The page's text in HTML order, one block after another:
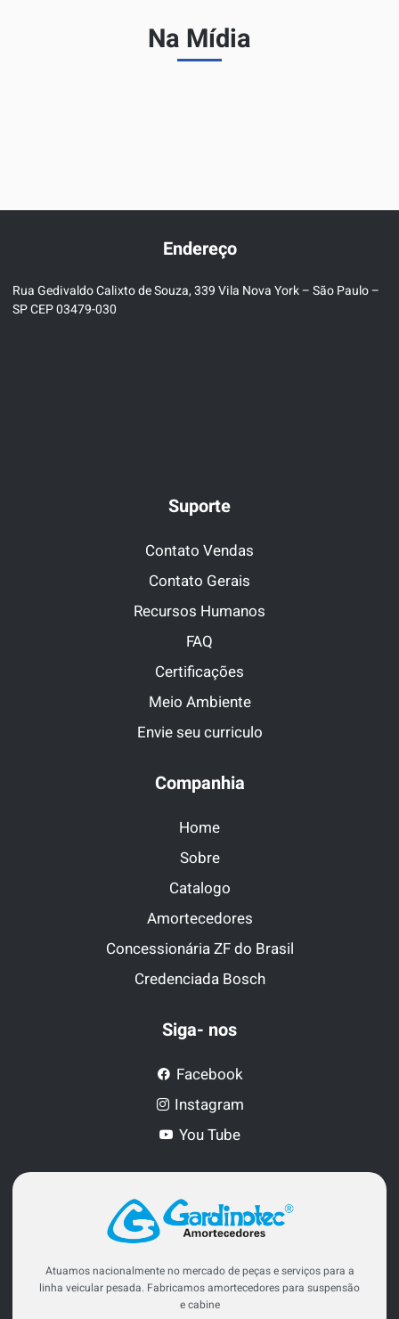
Na Mídia
Endereço
Rua Gedivaldo Calixto de Souza, 339 Vila Nova York – São Paulo –
SP CEP 03479-030
Suporte
Contato Vendas
Contato Gerais
Recursos Humanos
FAQ
Certificações
Meio Ambiente
Envie seu curriculo
Companhia
Home
Sobre
Catalogo
Amortecedores
Concessionária ZF do Brasil
Credenciada Bosch
Siga- nos
Facebook
Instagram
You Tube
Atuamos nacionalmente no mercado de peças e serviços para a
linha veicular pesada. Fabricamos amortecedores para suspensão
e cabine